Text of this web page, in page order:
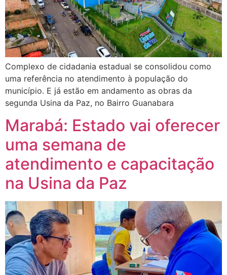
Complexo de cidadania estadual se consolidou como
uma referência no atendimento à população do
município. E já estão em andamento as obras da
segunda Usina da Paz, no Bairro Guanabara
Marabá: Estado vai oferecer
uma semana de
atendimento e capacitação
na Usina da Paz